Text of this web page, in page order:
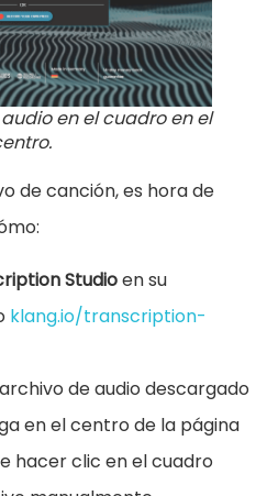
en el cuadro en el
de canción, es hora de
Studioen su
klang.io/transcription-
de audio descargado
en el centro de la página
hacer clic en el cuadro